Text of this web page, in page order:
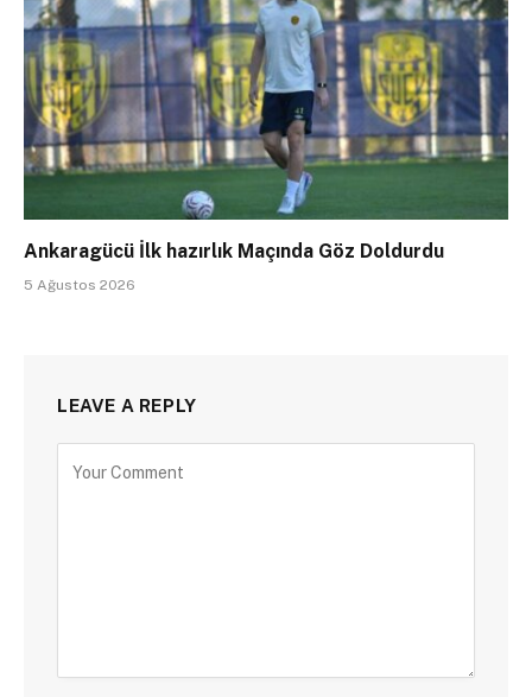
Ankaragücü İlk hazırlık Maçında Göz Doldurdu
5 Ağustos 2026
LEAVE A REPLY